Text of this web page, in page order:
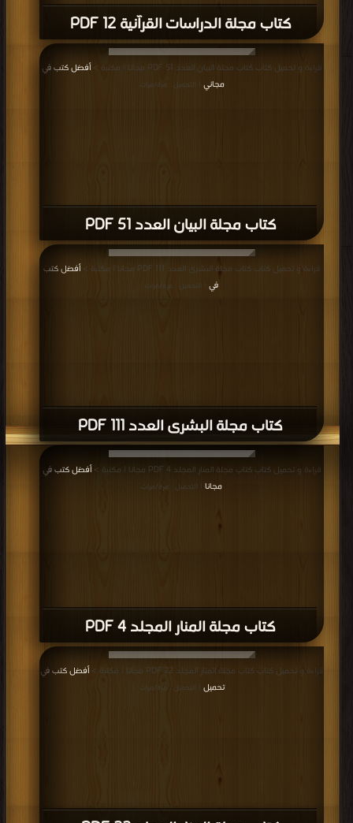
كتاب مجلة الدراسات القرآنية 12 PDF
كتاب مجلة البيان العدد 51 PDF
قراءة و تحميل كتاب كتاب مجلة البيان العدد 51 PDF مجانا | مكتبة >
أفضل كتب في
مجاني | التحميل : مرة/مرات
كتاب مجلة البشرى العدد 111 PDF
قراءة و تحميل كتاب كتاب مجلة البشرى العدد 111 PDF مجانا | مكتبة >
أفضل كتب
في
| التحميل : مرة/مرات
كتاب مجلة المنار المجلد 4 PDF
قراءة و تحميل كتاب كتاب مجلة المنار المجلد 4 PDF مجانا | مكتبة >
أفضل كتب في
مجانا | التحميل : مرة/مرات
قراءة و تحميل كتاب كتاب مجلة المنار المجلد 22 PDF مجانا | مكتبة >
أفضل كتب في
تحميل
| التحميل : مرة/مرات